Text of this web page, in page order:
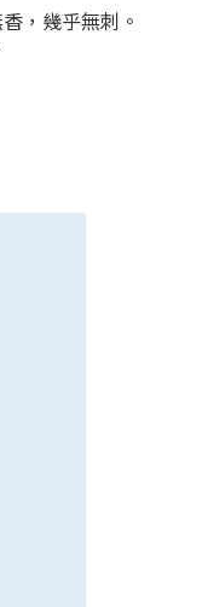
，幾乎無刺。